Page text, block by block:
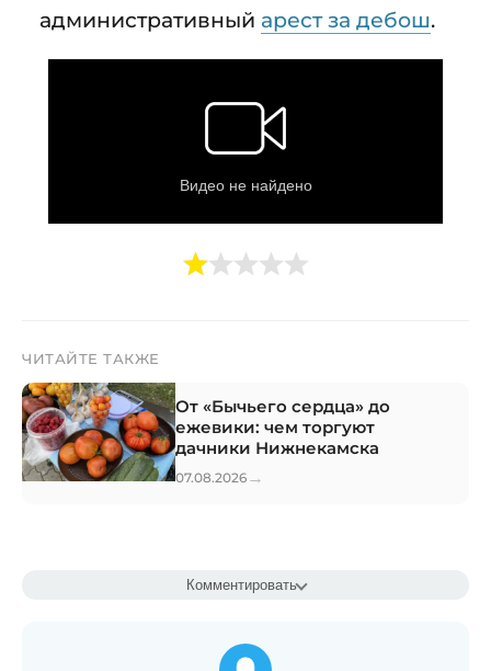
административный арест за дебош.
ЧИТАЙТЕ ТАКЖЕ
От «Бычьего сердца» до
ежевики: чем торгуют
дачники Нижнекамска
07.08.2026 →
Комментировать